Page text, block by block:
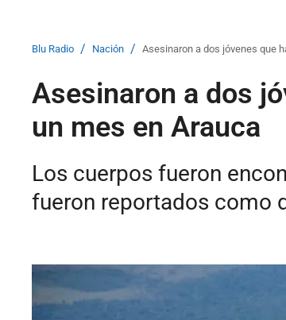
Blu Radio / Nación / Asesinaron a dos jóvenes que
Asesinaron a dos
un mes en Arauca
Los cuerpos fueron
fueron reportados como